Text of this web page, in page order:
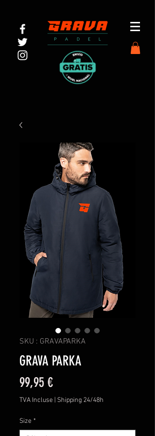
SKU : GRAVAPARKA
GRAVA PARKA
99,95 €Prix
TVA Incluse Shipping 24/48h
Size *